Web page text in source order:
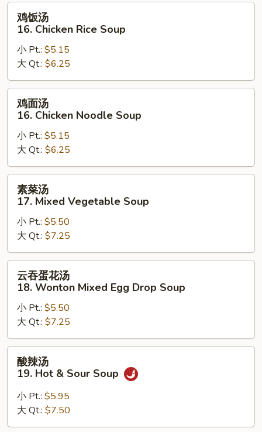
Soup
16.
Chicken
Rice
Soup
鸡饭汤
16. Chicken Rice Soup
小 Pt.: $5.15
大 Qt.: $6.25
16.
Chicken
Noodle
Soup
鸡面汤
16. Chicken Noodle Soup
小 Pt.: $5.15
大 Qt.: $6.25
17.
Mixed
Vegetable
Soup
素菜汤
17. Mixed Vegetable Soup
小 Pt.: $5.50
大 Qt.: $7.25
18.
Wonton
Mixed
Egg
Drop
Soup
云吞蛋花汤
18. Wonton Mixed Egg Drop Soup
小 Pt.: $5.50
大 Qt.: $7.25
19.
Hot
&
酸辣汤
19. Hot & Sour Soup
小 Pt.: $5.95
大 Qt.: $7.50